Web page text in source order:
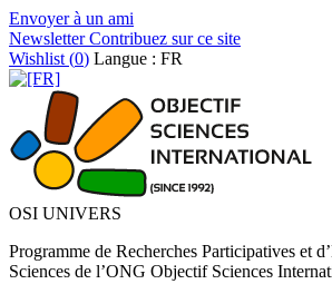
Envoyer à un ami
NewsletterContribuez sur ce site
Wishlist (0) Langue : FR
OSI UNIVERS
Programme de Recherches Participatives et
Sciences de l’ONG Objectif Sciences